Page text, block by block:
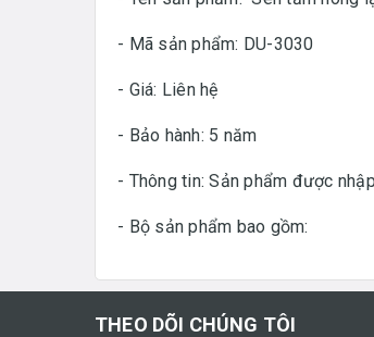
- Mã sản phẩm: DU-3030
- Giá: Liên hệ
- Bảo hành: 5 năm
- Thông tin: Sản phẩm được
- Bộ sản phẩm bao gồm:
THEO DÕI CHÚNG TÔI